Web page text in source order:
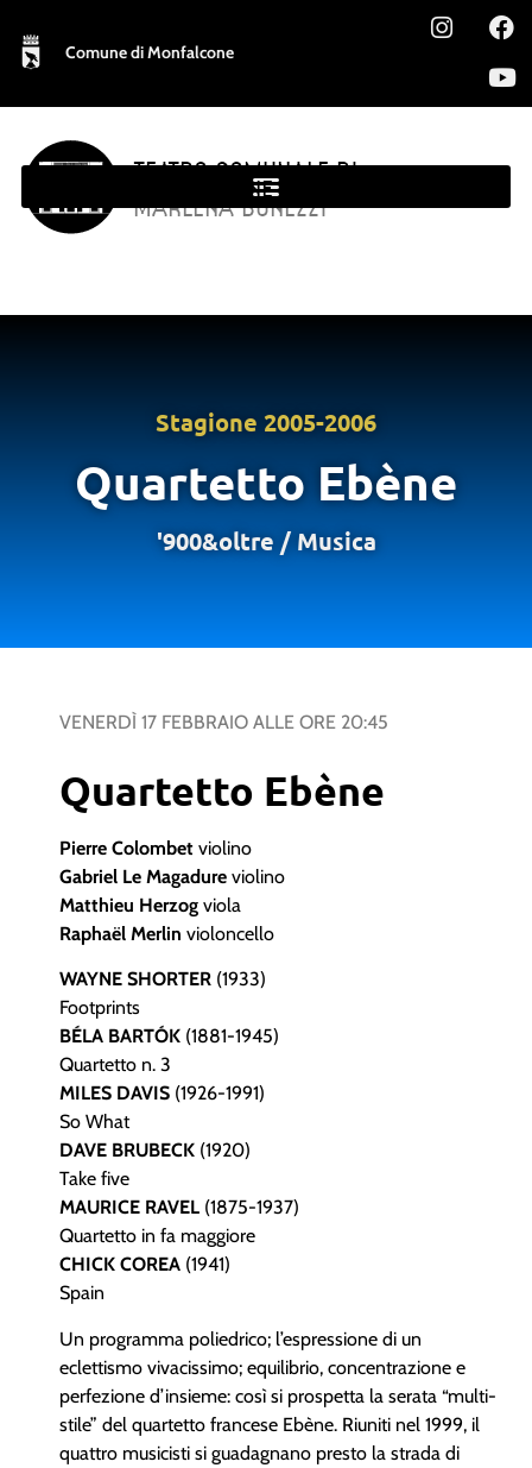
Comune di Monfalcone
TEATRO COMUNALE DI
MONFALCONE
MARLENA BONEZZI
Stagione 2005-2006
Quartetto Ebène
'900&oltre / Musica
VENERDÌ 17 FEBBRAIO ALLE ORE 20:45
Quartetto Ebène
Pierre Colombet violino
Gabriel Le Magadure violino
Matthieu Herzog viola
Raphaël Merlin violoncello
WAYNE SHORTER (1933)
Footprints
BÉLA BARTÓK (1881-1945)
Quartetto n. 3
MILES DAVIS (1926-1991)
So What
DAVE BRUBECK (1920)
Take five
MAURICE RAVEL (1875-1937)
Quartetto in fa maggiore
CHICK COREA (1941)
Spain
Un programma poliedrico; l’espressione di un
eclettismo vivacissimo; equilibrio, concentrazione e
perfezione d’insieme: così si prospetta la serata “multi-
stile” del quartetto francese Ebène. Riuniti nel 1999, il
quattro musicisti si guadagnano presto la strada di